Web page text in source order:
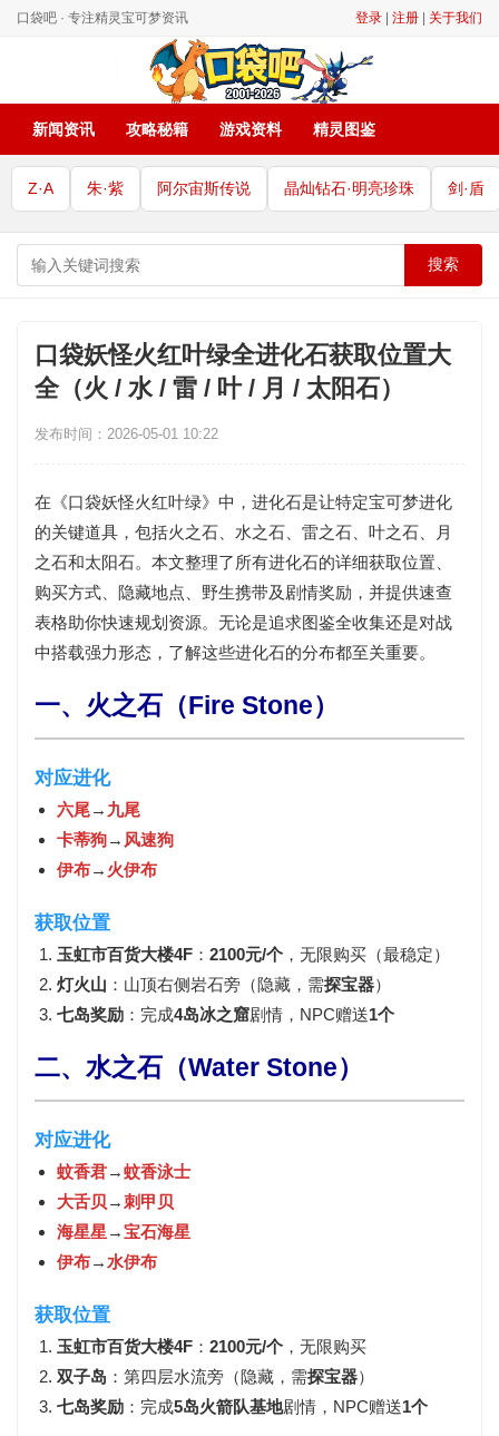
口袋吧 · 专注精灵宝可梦资讯 登录 注册 关于我们
新闻资讯 攻略秘籍 游戏资料 精灵图鉴
Z·A 朱·紫 阿尔宙斯传说 晶灿钻石·明亮珍珠 剑·盾
搜索
口袋妖怪火红叶绿全进化石获取位置大
全（火 / 水 / 雷 / 叶 / 月 / 太阳石）
发布时间：2026-05-01 10:22
在《口袋妖怪火红叶绿》中，进化石是让特定宝可梦进化
的关键道具，包括火之石、水之石、雷之石、叶之石、月
之石和太阳石。本文整理了所有进化石的详细获取位置、
购买方式、隐藏地点、野生携带及剧情奖励，并提供速查
表格助你快速规划资源。无论是追求图鉴全收集还是对战
中搭载强力形态，了解这些进化石的分布都至关重要。
一、火之石（Fire Stone）
对应进化
六尾→ 九尾
卡蒂狗→ 风速狗
伊布→ 火伊布
获取位置
玉虹市百货大楼4F ： 2100元/个 ，无限购买（最稳定）
灯火山 ：山顶右侧岩石旁（隐藏，需探宝器）
七岛奖励 ：完成4岛冰之窟剧情，NPC赠送1个
二、水之石（Water Stone）
对应进化
蚊香君→蚊香泳士
大舌贝 →刺甲贝
海星星 →宝石海星
伊布→ 水伊布
获取位置
玉虹市百货大楼4F ： 2100元/个 ，无限购买
双子岛 ：第四层水流旁（隐藏，需探宝器）
七岛奖励 ：完成5岛火箭队基地剧情，NPC赠送1个